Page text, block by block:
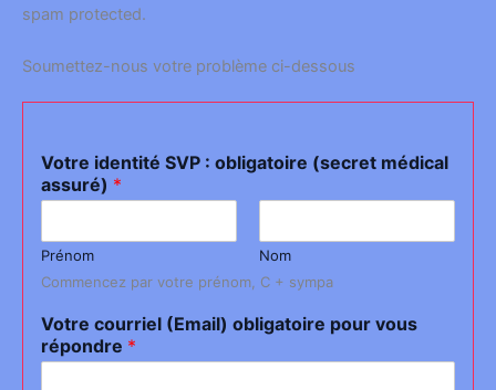
spam protected.
Soumettez-nous votre problème ci-dessous
Votre identité SVP : obligatoire (secret médical
assuré) *
Prénom
Nom
Commencez par votre prénom, C + sympa
Votre courriel (Email) obligatoire pour vous
répondre *